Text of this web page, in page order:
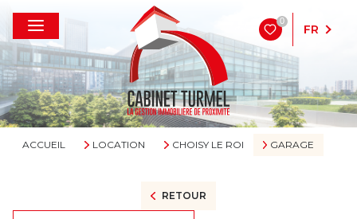
0
FR
ACCUEIL LOCATION CHOISY LE ROI GARAGE
RETOUR